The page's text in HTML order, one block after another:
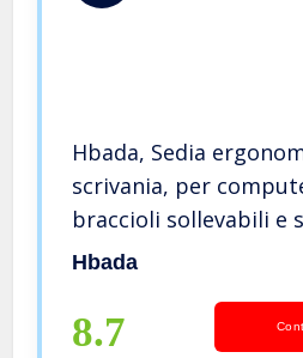
Hbada, Sedia
scrivania, per
braccioli sollevabili e
lombare, altezza
Hbada
8.7